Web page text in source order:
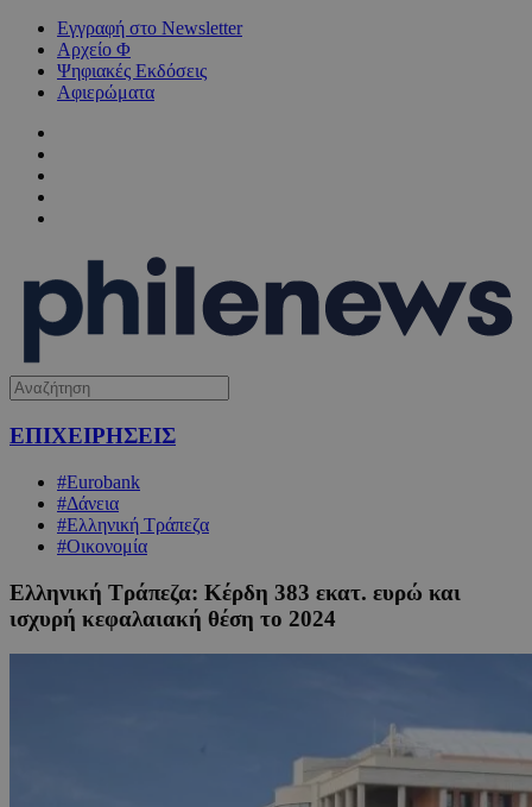
Εγγραφή στο Newsletter
Αρχείο Φ
Ψηφιακές Εκδόσεις
Αφιερώματα
ΕΠΙΧΕΙΡΗΣΕΙΣ
#Eurobank
#Δάνεια
#Ελληνική Τράπεζα
#Οικονομία
Ελληνική Τράπεζα: Κέρδη 383 εκατ. ευρώ και
ισχυρή κεφαλαιακή θέση το 2024